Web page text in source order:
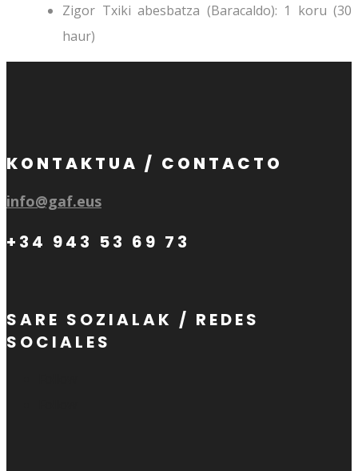
Zigor Txiki abesbatza (Baracaldo): 1 koru (30
haur)
KONTAKTUA / CONTACTO
info@gaf.eus
+34 943 53 69 73
SARE SOZIALAK / REDES
SOCIALES